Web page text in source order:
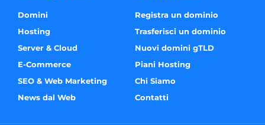
Domini
Hosting
Server & Cloud
E-Commerce
SEO & Web Marketing
News dal Web
Registra un dominio
Trasferisci un dominio
Nuovi domini gTLD
Piani Hosting
Chi Siamo
Contatti